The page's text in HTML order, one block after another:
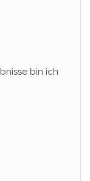
bin ich